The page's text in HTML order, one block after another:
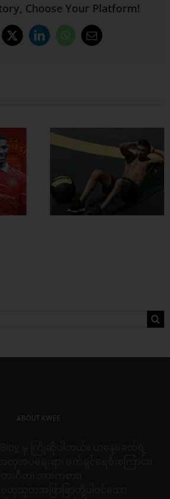
Choose Your Platform!
X LinkedInWhatsApp
Email
ောက်
အဆီ
ဖို့
ABOUT KWEE